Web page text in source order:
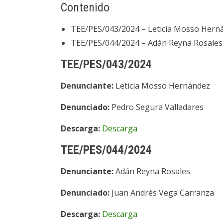
Contenido
TEE/PES/043/2024 – Leticia Mosso
TEE/PES/044/2024 – Adán Reyna Rosales
TEE/PES/043/2024
Denunciante: Leticia Mosso Hernández
Denunciado: Pedro Segura Valladares
Descarga: Descarga
TEE/PES/044/2024
Denunciante:Adán Reyna Rosales
Denunciado: Juan Andrés Vega Carranza
Descarga: Descarga